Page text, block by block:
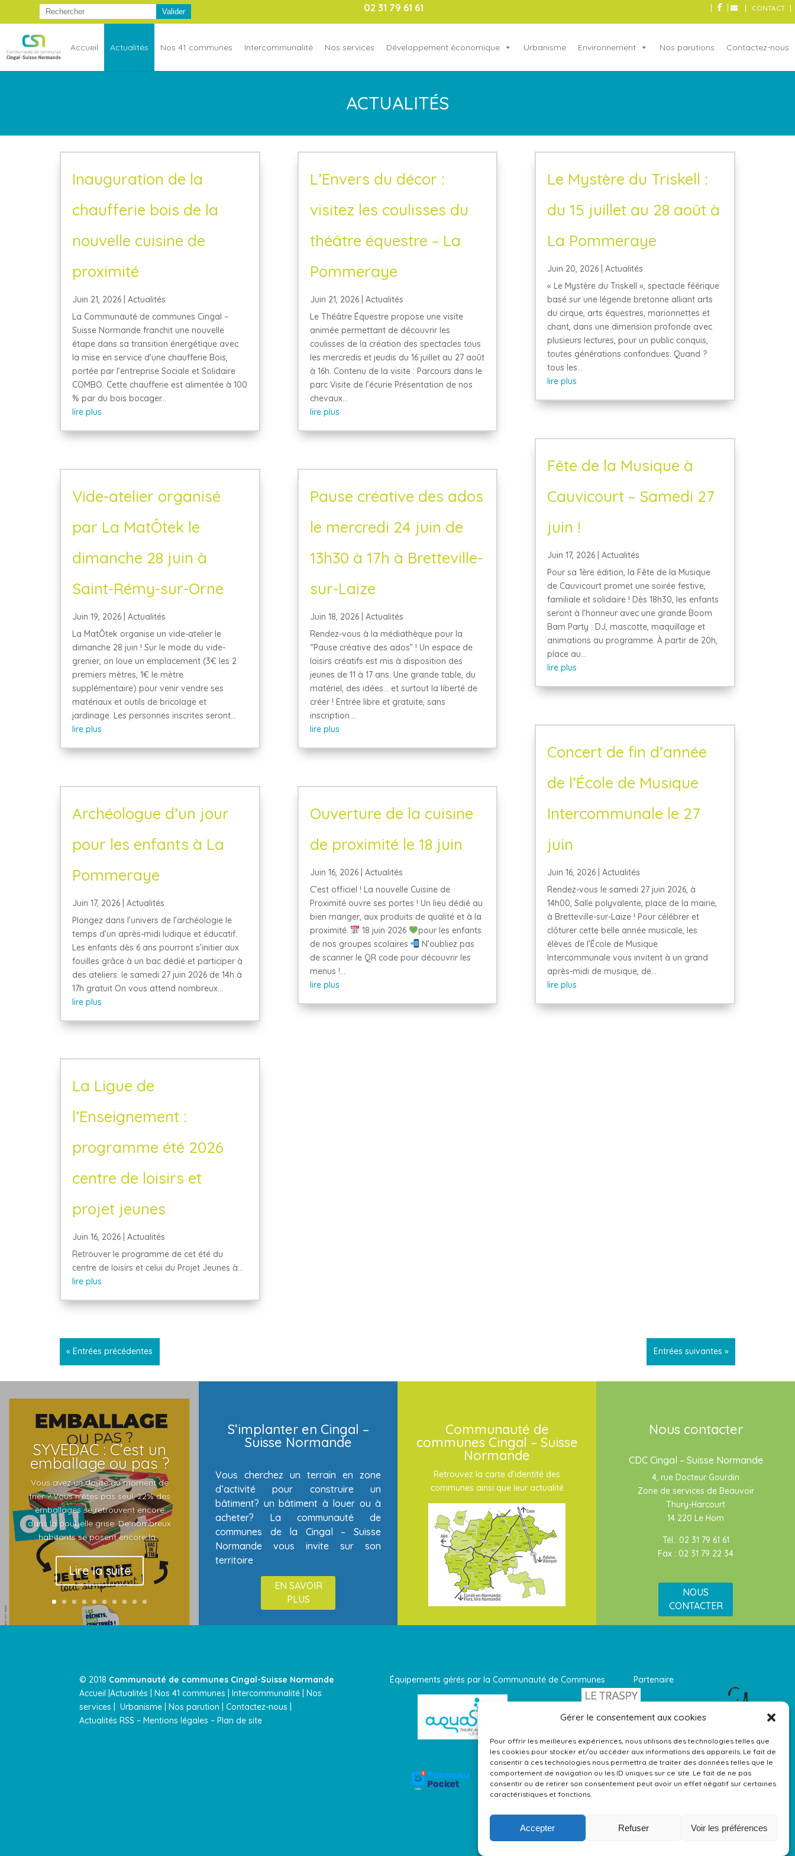
Gérer le consentement aux cookies
Pour offrir les meilleures expériences, nous utilisons des technologies telles que
les cookies pour stocker et/ou accéder aux informations des appareils. Le fait de
consentir à ces technologies nous permettra de traiter des données telles que le
comportement de navigation ou les ID uniques sur ce site. Le fait de ne pas
consentir ou de retirer son consentement peut avoir un effet négatif sur certaines
caractéristiques et fonctions.
Accepter Refuser Voir les préférences
02 31 79 61 61 CONTACT
Accueil Actualités Nos 41 communes Intercommunalité Nos services Développement économique Urbanisme Environnement Nos parutions Contactez-nous
ACTUALITÉS
Inauguration de la
chaufferie bois de la
nouvelle cuisine de
proximité
Juin 21, 2026| Actualités
La Communauté de communes Cingal –
Suisse Normande franchit une nouvelle
étape dans sa transition énergétique avec
la mise en service d'une chaufferie Bois,
portée par l’entreprise Sociale et Solidaire
COMBO. Cette chaufferie est alimentée à 100
% par du bois bocager...
lire plus
Vide-atelier organisé
par La MatÔtek le
dimanche 28 juin à
Saint-Rémy-sur-Orne
Juin 19, 2026| Actualités
La MatÔtek organise un vide-atelier le
dimanche 28 juin ! Sur le mode du vide-
grenier, on loue un emplacement (3€ les 2
premiers mètres, 1€ le mètre
supplémentaire) pour venir vendre ses
matériaux et outils de bricolage et
jardinage. Les personnes inscrites seront...
lire plus
Archéologue d’un jour
pour les enfants à La
Pommeraye
Juin 17, 2026| Actualités
Plongez dans l’univers de l’archéologie le
temps d’un après-midi ludique et éducatif.
Les enfants dès 6 ans pourront s’initier aux
fouilles grâce à un bac dédié et participer à
des ateliers. le samedi 27 juin 2026 de 14h à
17h gratuit On vous attend nombreux...
lire plus
La Ligue de
l’Enseignement :
programme été 2026
centre de loisirs et
projet jeunes
Juin 16, 2026| Actualités
Retrouver le programme de cet été du
centre de loisirs et celui du Projet Jeunes à...
lire plus
L’Envers du décor :
visitez les coulisses du
théâtre équestre – La
Pommeraye
Juin 21, 2026| Actualités
Le Théâtre Équestre propose une visite
animée permettant de découvrir les
coulisses de la création des spectacles tous
les mercredis et jeudis du 16 juillet au 27 août
à 16h. Contenu de la visite : Parcours dans le
parc Visite de l’écurie Présentation de nos
chevaux...
lire plus
Pause créative des ados
le mercredi 24 juin de
13h30 à 17h à Bretteville-
sur-Laize
Juin 18, 2026| Actualités
Rendez-vous à la médiathèque pour la
“Pause créative des ados” ! Un espace de
loisirs créatifs est mis à disposition des
jeunes de 11 à 17 ans. Une grande table, du
matériel, des idées… et surtout la liberté de
créer ! Entrée libre et gratuite, sans
inscription....
lire plus
Ouverture de la cuisine
de proximité le 18 juin
Juin 16, 2026| Actualités
C’est officiel ! La nouvelle Cuisine de
Proximité ouvre ses portes ! Un lieu dédié au
bien manger, aux produits de qualité et à la
proximité.
18 juin 2026
pour les enfants
de nos groupes scolaires
N’oubliez pas
de scanner le QR code pour découvrir les
menus !...
lire plus
Le Mystère du Triskell :
du 15 juillet au 28 août à
La Pommeraye
Juin 20, 2026 |Actualités
« Le Mystère du Triskell », spectacle féérique
basé sur une légende bretonne alliant arts
du cirque, arts équestres, marionnettes et
chant, dans une dimension profonde avec
plusieurs lectures, pour un public conquis,
toutes générations confondues. Quand ?
tous les...
lire plus
Fête de la Musique à
Cauvicourt – Samedi 27
juin !
Juin 17, 2026 |Actualités
Pour sa 1ère édition, la Fête de la Musique
de Cauvicourt promet une soirée festive,
familiale et solidaire ! Dès 18h30, les enfants
seront à l’honneur avec une grande Boom
Bam Party : DJ, mascotte, maquillage et
animations au programme. À partir de 20h,
place au...
lire plus
Concert de fin d’année
de l’École de Musique
Intercommunale le 27
juin
Juin 16, 2026 |Actualités
Rendez-vous le samedi 27 juin 2026, à
14h00, Salle polyvalente, place de la mairie,
à Bretteville-sur-Laize ! Pour célébrer et
clôturer cette belle année musicale, les
élèves de l’École de Musique
Intercommunale vous invitent à un grand
après-midi de musique, de...
lire plus
« Entrées précédentes Entrées suivantes »
SYVEDAC : C’est un
emballage ou pas ?
Vous avez un doute au moment de
trier ? Vous n’êtes pas seul, 22% des
emballages se retrouvent encore
dans la poubelle grise. De nombreux
habitants se posent encore la...
Lire la suite
S’implanter en Cingal –
Suisse Normande
Vous cherchez un terrain en zone
d’activité pour construire un
bâtiment? un bâtiment à louer ou à
acheter? La communauté de
communes de la Cingal – Suisse
Normande vous invite sur son
territoire
EN SAVOIR
PLUS
Communauté de
communes Cingal – Suisse
Normande
Retrouvez la carte d’identité des
communes ainsi que leur actualité
Nous contacter
CDC Cingal – Suisse Normande
4, rue Docteur Gourdin
Zone de services de Beauvoir
Thury-Harcourt
14 220 Le Hom
Tél.: 02 31 79 61 61
Fax : 02 31 79 22 34
NOUS
CONTACTER
© 2018 Communauté de communes Cingal-Suisse Normande
Accueil |Actualités |Nos 41 communes | Intercommunalité |Nos
services
Urbanisme | Nos parution |Contactez-nous |
Actualités RSS –Mentions légales –Plan de site
Équipements gérés par la Communauté de Communes Partenaire